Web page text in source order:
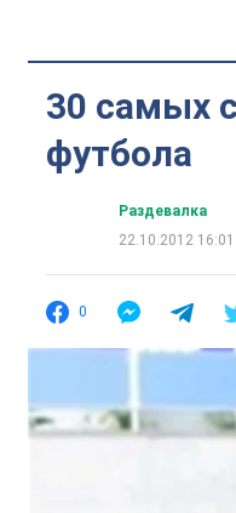
30 самых
футбола
Раздевалка
22.10.2012 16:01
0